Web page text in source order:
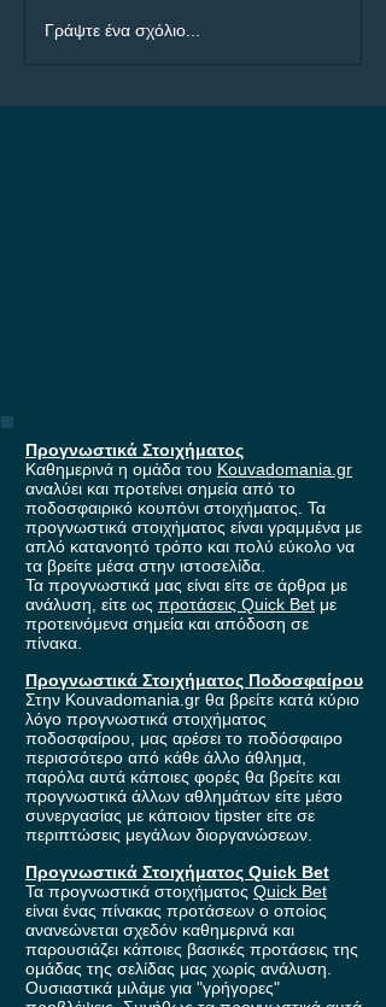
Προγνωστικά Ημέρας
Γράψτε ένα σχόλιο...
Προγνωστικά Στοιχήματος
Καθημερινά η ομάδα του Kouvadomania.gr
αναλύει και προτείνει σημεία από το
ποδοσφαιρικό κουπόνι στοιχήματος. Τα
προγνωστικά στοιχήματος είναι γραμμένα με
απλό κατανοητό τρόπο και πολύ εύκολο να
τα βρείτε μέσα στην ιστοσελίδα.
Τα προγνωστικά μας είναι είτε σε άρθρα με
ανάλυση, είτε ως προτάσεις Quick Bet με
προτεινόμενα σημεία και απόδοση σε
πίνακα.
Προγνωστικά Στοιχήματος Ποδοσφαίρου
Στην Kouvadomania.gr θα βρείτε κατά κύριο
λόγο προγνωστικά στοιχήματος
ποδοσφαίρου, μας αρέσει το ποδόσφαιρο
περισσότερο από κάθε άλλο άθλημα,
παρόλα αυτά κάποιες φορές θα βρείτε και
προγνωστικά άλλων αθλημάτων είτε μέσο
συνεργασίας με κάποιον tipster είτε σε
περιπτώσεις μεγάλων διοργανώσεων.
Προγνωστικά Στοιχήματος Quick Bet
Τα προγνωστικά στοιχήματος Quick Bet
είναι ένας πίνακας προτάσεων ο οποίος
ανανεώνεται σχεδόν καθημερινά και
παρουσιάζει κάποιες βασικές προτάσεις της
ομάδας της σελίδας μας χωρίς ανάλυση.
Ουσιαστικά μιλάμε για "γρήγορες"